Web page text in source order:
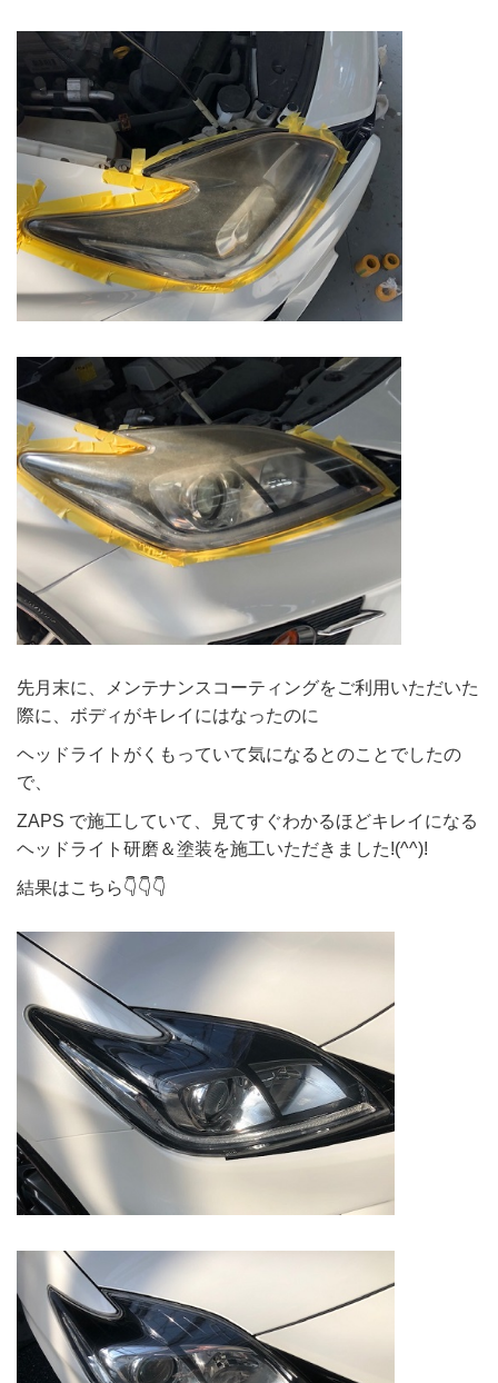
先月末に、メンテナンスコーティングをご利用いただいた
際に、ボディがキレイにはなったのに
ヘッドライトがくもっていて気になるとのことでしたの
で、
ZAPS で施工していて、見てすぐわかるほどキレイになる
ヘッドライト研磨＆塗装を施工いただきました!(^^)!
結果はこちら👇👇👇